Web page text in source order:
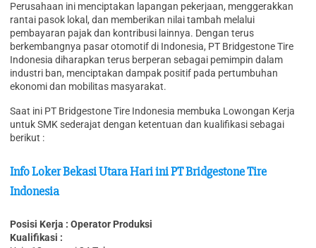
Perusahaan ini menciptakan lapangan pekerjaan, menggerakkan
rantai pasok lokal, dan memberikan nilai tambah melalui
pembayaran pajak dan kontribusi lainnya. Dengan terus
berkembangnya pasar otomotif di Indonesia, PT Bridgestone Tire
Indonesia diharapkan terus berperan sebagai pemimpin dalam
industri ban, menciptakan dampak positif pada pertumbuhan
ekonomi dan mobilitas masyarakat.
Saat ini PT Bridgestone Tire Indonesia membuka Lowongan Kerja
untuk SMK sederajat dengan ketentuan dan kualifikasi sebagai
berikut :
Info Loker Bekasi Utara Hari ini PT Bridgestone Tire
Indonesia
Posisi Kerja : Operator Produksi
Kualifikasi :